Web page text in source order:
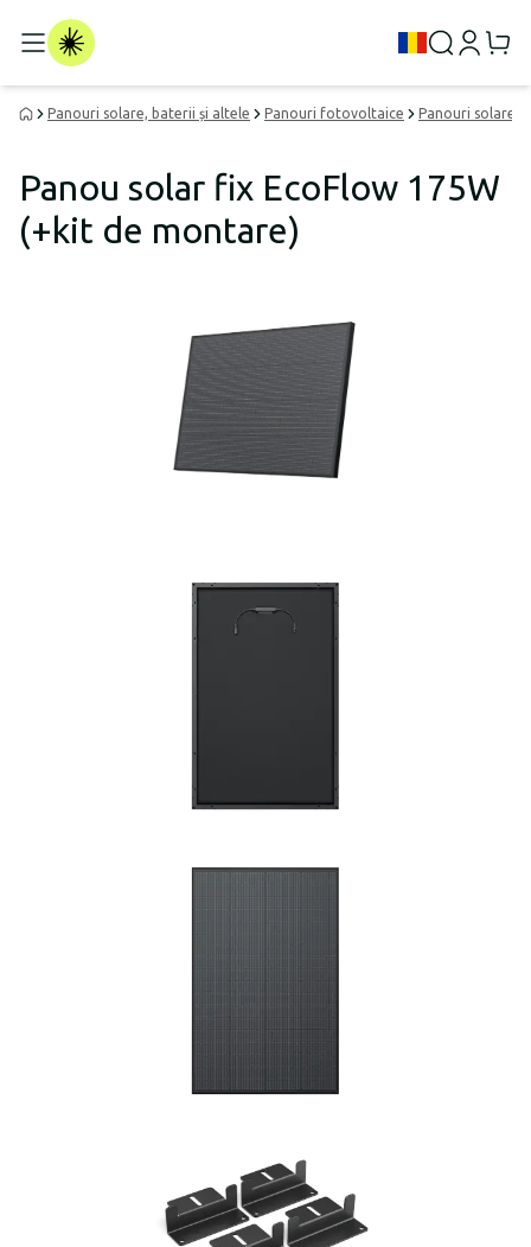
Panouri solare, baterii și altele Panouri fotovoltaice Panouri solare
Panou solar fix EcoFlow 175W
(+kit de montare)